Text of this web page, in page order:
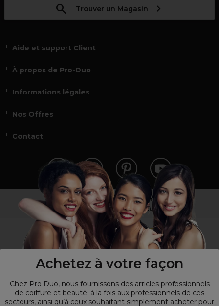
Achetez à votre façon
Chez Pro Duo, nous fournissons des articles professionnels
de coiffure et beauté, à la fois aux professionnels de ces
secteurs, ainsi qu’à ceux souhaitant simplement acheter pour
Trouver un Magasin
Aide et support Client
À propos de Pro-Duo
Informations légales
Nos Offres
Contact
Vous n’êtes pas un professionnel ?
Visitez notre site pour les particuliers!